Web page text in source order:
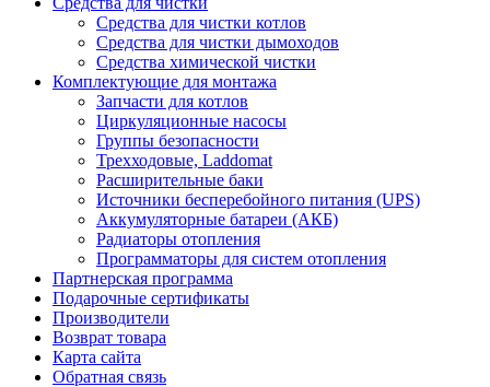
Средства для чистки котлов
Средства для чистки дымоходов
Средства химической чистки
Комплектующие для монтажа
Запчасти для котлов
Циркуляционные насосы
Группы безопасности
Трехходовые, Laddomat
Расширительные баки
Источники бесперебойного питания (UPS)
Аккумуляторные батареи (АКБ)
Радиаторы отопления
Программаторы для систем отопления
Партнерская программа
Подарочные сертификаты
Производители
Возврат товара
Карта сайта
Обратная связь